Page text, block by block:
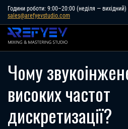
Skip
content
Години роботи: 9:00–20:00 (неділя — вихідний) |
sales@arefyevstudio.com
Чому
високих частот
дискретизації?